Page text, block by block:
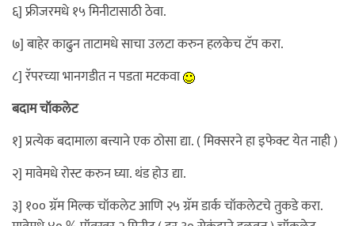
६] फ्रीजरमधे १५ मिनीटासाठी ठेवा.
७] बाहेर काढुन ताटामधे साचा उलटा करुन हलकेच टॅप करा.
८] रॅपरच्या भानगडीत न पडता मटकवा
बदाम चॉकलेट
१] प्रत्येक बदामाला बत्त्याने एक ठोसा द्या. ( मिक्सरने हा इफेक्ट येत नाही )
२] मावेमधे रोस्ट करुन घ्या. थंड होउ द्या.
३] १०० ग्रॅम मिल्क चॉकलेट आणि २५ ग्रॅम डार्क चॉकलेटचे तुकडे करा.